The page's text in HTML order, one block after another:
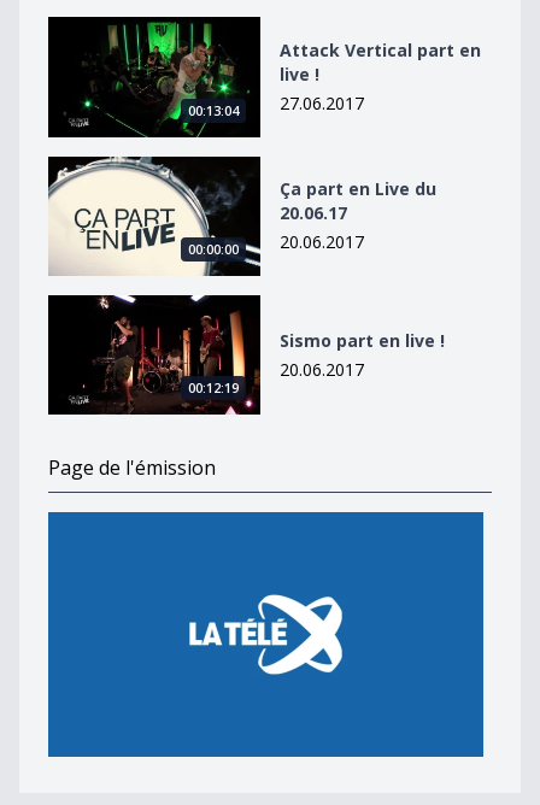
Attack Vertical part en live !
00:13:04
Attack Vertical part en
live !
27.06.2017
Ça part en Live du 20.06.17
00:00:00
Ça part en Live du
20.06.17
20.06.2017
Sismo part en live !
00:12:19
Sismo part en live !
20.06.2017
Page de l'émission